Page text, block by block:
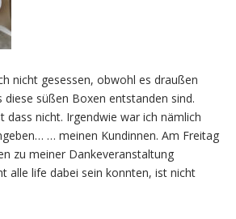
nicht gesessen, obwohl es draußen
diese süßen Boxen entstanden sind.
dass nicht. Irgendwie war ich nämlich
… meinen Kundinnen. Am Freitag
zu meiner Dankeveranstaltung
alle life dabei sein konnten, ist nicht